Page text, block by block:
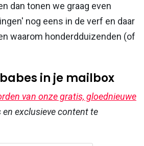
dan tonen we graag even
nog eens in de verf en daar
waarom honderdduizenden (of
in je mailbox
van onze gratis, gloednieuwe
exclusieve content te